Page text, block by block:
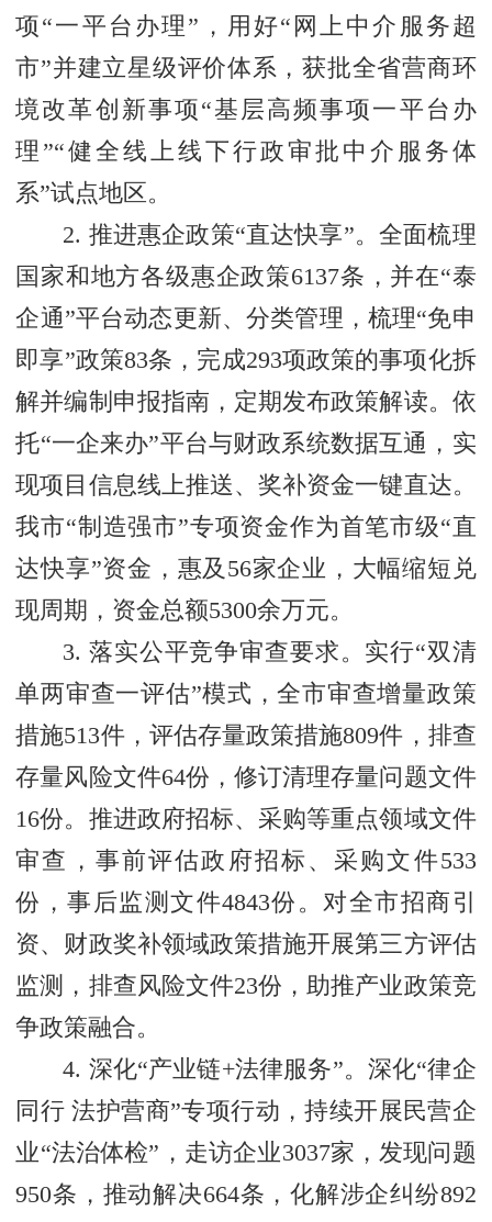
项“一平台办理”，用好“网上中介服务超
市”并建立星级评价体系，获批全省营商环
境改革创新事项“基层高频事项一平台办
理”“健全线上线下行政审批中介服务体
系”试点地区。
2. 推进惠企政策“直达快享”。全面梳理
国家和地方各级惠企政策6137条，并在“泰
企通”平台动态更新、分类管理，梳理“免申
即享”政策83条，完成293项政策的事项化拆
解并编制申报指南，定期发布政策解读。依
托“一企来办”平台与财政系统数据互通，实
现项目信息线上推送、奖补资金一键直达。
我市“制造强市”专项资金作为首笔市级“直
达快享”资金，惠及56家企业，大幅缩短兑
现周期，资金总额5300余万元。
3. 落实公平竞争审查要求。实行“双清
单两审查一评估”模式，全市审查增量政策
措施513件，评估存量政策措施809件，排查
存量风险文件64份，修订清理存量问题文件
16份。推进政府招标、采购等重点领域文件
审查，事前评估政府招标、采购文件533
份，事后监测文件4843份。对全市招商引
资、财政奖补领域政策措施开展第三方评估
监测，排查风险文件23份，助推产业政策竞
争政策融合。
4. 深化“产业链+法律服务”。深化“律企
同行 法护营商”专项行动，持续开展民营企
业“法治体检”，走访企业3037家，发现问题
950条，推动解决664条，化解涉企纠纷892